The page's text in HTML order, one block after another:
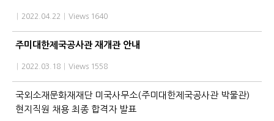
2022.04.22 Views 1640
주미대한제국공사관 재개관 안내
2022.03.18 Views 1558
국외소재문화재재단 미국사무소(주미대한제국공사관 박물관)
현지직원 채용 최종 합격자 발표